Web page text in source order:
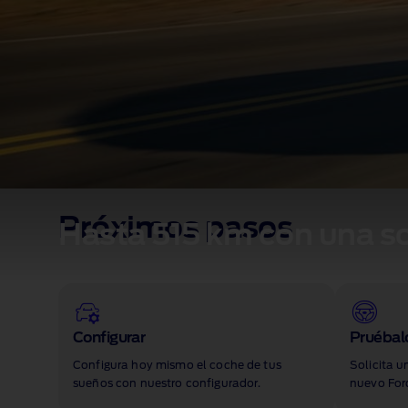
Hasta 515 km con una
Próximos pasos
Configurar
Configura hoy mismo el coche de tus
sueños con nuestro configurador.
Solicita
nuevo